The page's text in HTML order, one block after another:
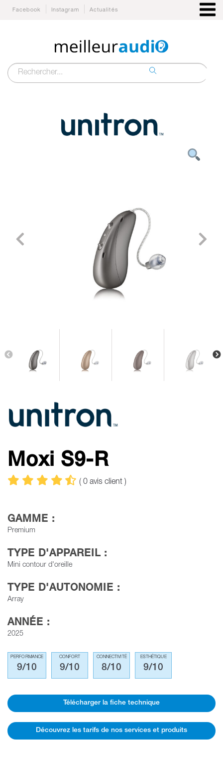
Facebook Instagram Actualités
Recherche
pour :
Moxi S9-R
( 0 avis client )
GAMME :
Premium
TYPE D'APPAREIL :
Mini contour d'oreille
TYPE D'AUTONOMIE :
Array
ANNÉE :
2025
PERFORMANCE
9/10
CONFORT
9/10
CONNECTIVITÉ
8/10
ESTHÉTIQUE
9/10
Télécharger la fiche technique
Découvrez les tarifs de nos services et produits